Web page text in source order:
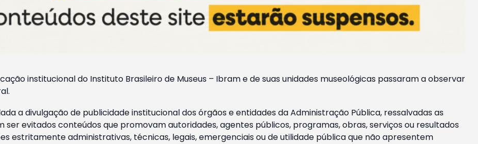
institucional do Instituto Brasileiro de Museus – Ibram e de suas unidades museológicas passaram a observar
a divulgação de publicidade institucional dos órgãos e entidades da Administração Pública, ressalvadas as
evitados conteúdos que promovam autoridades, agentes públicos, programas, obras, serviços ou resultados
estritamente administrativas, técnicas, legais, emergenciais ou de utilidade pública que não apresentem